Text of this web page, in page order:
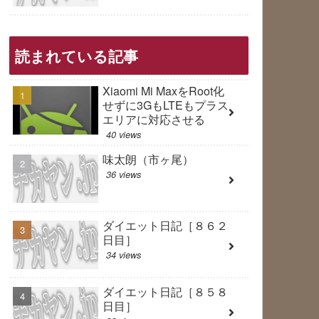
読まれている記事
Xiaomi Mi MaxをRoot化
せずに3GもLTEもプラス
エリアに対応させる
40 views
味太朗（市ヶ尾）
36 views
ダイエット日記［８６２
日目］
34 views
ダイエット日記［８５８
日目］